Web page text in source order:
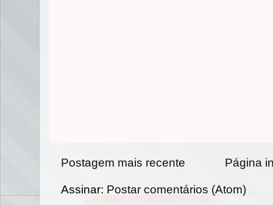
Postagem mais recente Página
Assinar: Postar comentários (Atom)